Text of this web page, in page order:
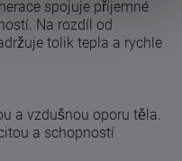
spojuje příjemné
Na rozdíl od
tolik tepla a rychle
a vzdušnou oporu těla.
a schopností